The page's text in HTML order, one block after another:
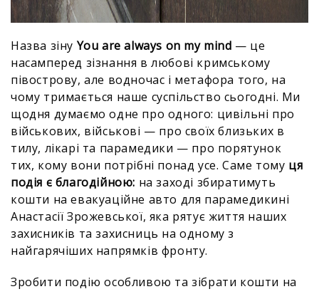
Назва зіну You are always on my mind — це
насамперед зізнання в любові кримському
півострову, але водночас і метафора того, на
чому тримається наше суспільство сьогодні. Ми
щодня думаємо одне про одного: цивільні про
військових, військові — про своїх близьких в
тилу, лікарі та парамедики — про порятунок
тих, кому вони потрібні понад усе. Саме тому ця
подія є благодійною: на заході збиратимуть
кошти на евакуаційне авто для парамедикині
Анастасії Зрожевської, яка рятує життя наших
захисників та захисниць на одному з
найгарячіших напрямків фронту.
Зробити подію особливою та зібрати кошти на